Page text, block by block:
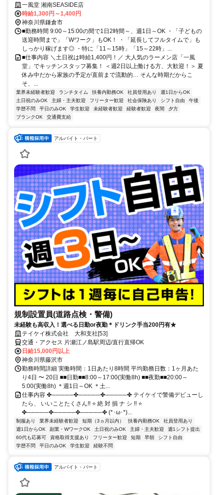
家庭優先でシフト調整◎
一風堂 湘南SEASIDE店
時給1,300円～1,400円
神奈川県鎌倉市
■勤務時間 9:00～15:00の間で1日2時間～、週1日～OK ・「子どもの
送迎時間まで」「Wワーク」もOK！ ・「延長してフルタイムで」も
しっかり稼げます◎ ・特に「11～15時」「15～22時」...
■仕事内容 ＼土日祝は時給1,400円！／ 大人気のラーメン店「一風
堂」でキッチンスタッフ募集！ ＜週2日以上働ける方、大歓迎！＞ 夏
休み中だから家族の予定が直前まで流動的… そんな時期だからこ
そ、...
業界未経験者歓迎 ランチタイム 扶養内勤務OK 社員登用あり
週1日からOK
土日祝のみOK
主婦・主夫歓迎 フリーター歓迎 社会保険あり シフト自由
午後
学歴不問
平日のみOK 学生歓迎 未経験者歓迎 経験者歓迎 夜間
夕方
ブランクOK
交通費支給
アルバイト・パート
規制設置員(道路点検・警備)
未経験も高収入！選べる日勤or夜勤＊ドリンク手当200円有★
テイケイ株式会社 大和支社[53]
交通・アクセス 片瀬江ノ島駅周辺/直行直帰OK
日給15,000円以上
神奈川県藤沢市
勤務時間詳細 実働時間：1日あたり8時間 平均勤務日数：1ヶ月あた
り4日 〜 20日 ■■日勤■■8:00～17:00(実働8h) ■■夜勤■■20:00～
5:00(実働8h) ＊週1日～OK ＊土...
仕事内容 ✤─────✤─────✤─────✤ テイケイで警備デビューし
たら、 いいことたくさん!! ⭐ 絶 対 損 ナ シ !! ⭐
✤─────✤─────✤─────✤ (*･ω･*)...
制服あり 業界未経験者歓迎 短期（3ヵ月以内） 扶養内勤務OK
社員登用あり
週1日からOK
副業・WワークOK 土日祝のみOK 主婦・主夫歓迎
週1シフト提出
60代も応募可
資格取得支援あり フリーター歓迎 短期 早朝
シフト自由
学歴不問
平日のみOK 学生歓迎 経験不問
アルバイト・パート